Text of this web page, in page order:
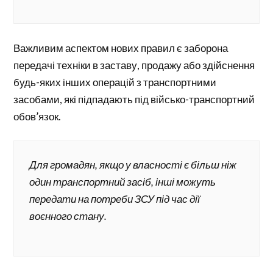
Важливим аспектом нових правил є заборона
передачі техніки в заставу, продажу або здійснення
будь-яких інших операцій з транспортними
засобами, які підпадають під військо-транспортний
обов’язок.
Для громадян, якщо у власності є більш ніж
один транспортний засіб, інші можуть
передати на потреби ЗСУ під час дії
воєнного стану.